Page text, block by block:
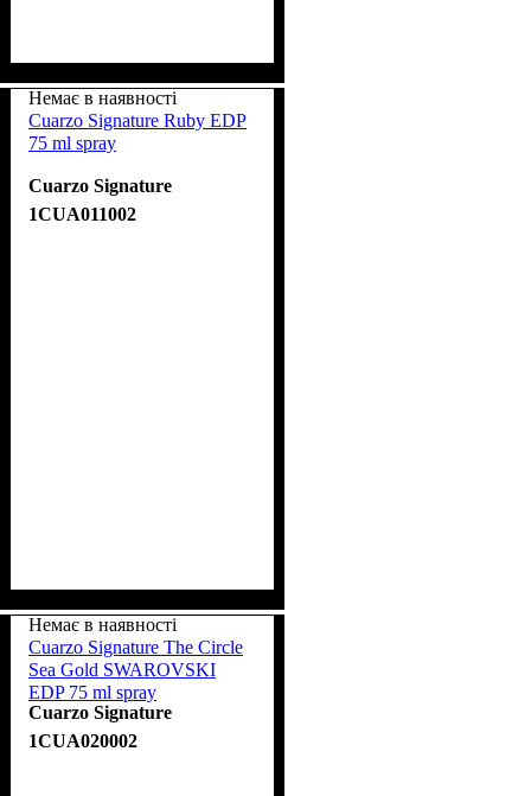
Немає в наявності
Cuarzo Signature Ruby EDP
75 ml spray
Cuarzo Signature
1CUA011002
Немає в наявності
Cuarzo Signature The Circle
Sea Gold SWAROVSKI
EDP 75 ml spray
Cuarzo Signature
1CUA020002